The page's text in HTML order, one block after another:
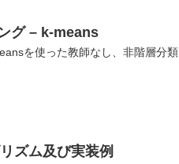
グ – k-means
を使った教師なし、非階層分類
ズム及び実装例